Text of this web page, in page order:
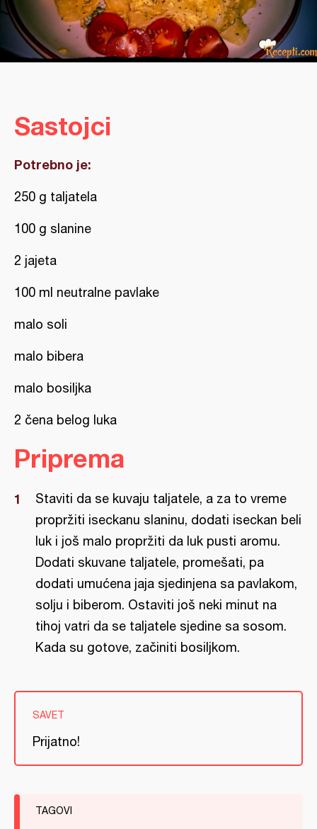
Sastojci
Potrebno je:
250 g taljatela
100 g slanine
2 jajeta
100 ml neutralne pavlake
malo soli
malo bibera
malo bosiljka
2 čena belog luka
Priprema
Staviti da se kuvaju taljatele, a za to vreme
propržiti iseckanu slaninu, dodati iseckan beli
luk i još malo propržiti da luk pusti aromu.
Dodati skuvane taljatele, promešati, pa
dodati umućena jaja sjedinjena sa pavlakom,
solju i biberom. Ostaviti još neki minut na
tihoj vatri da se taljatele sjedine sa sosom.
Kada su gotove, začiniti bosiljkom.
SAVET
Prijatno!
TAGOVI